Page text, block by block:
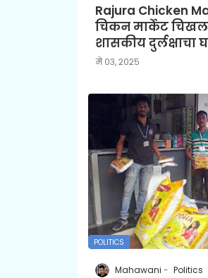
Rajura Chicken
चिकन मार्केट
शासकीय दुर्लक्षाचा
मे ०३, २०२५
POLITICS
Mahawani Politics